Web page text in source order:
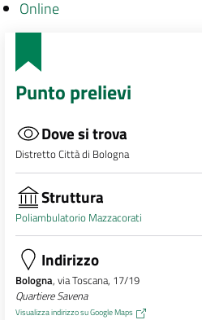
Online
Punto prelievi
Dove si trova
Distretto Città di Bologna
Struttura
Poliambulatorio Mazzacorati
Indirizzo
Bologna, via Toscana, 17/19
Quartiere Savena
Visualizza indirizzo su Google Maps